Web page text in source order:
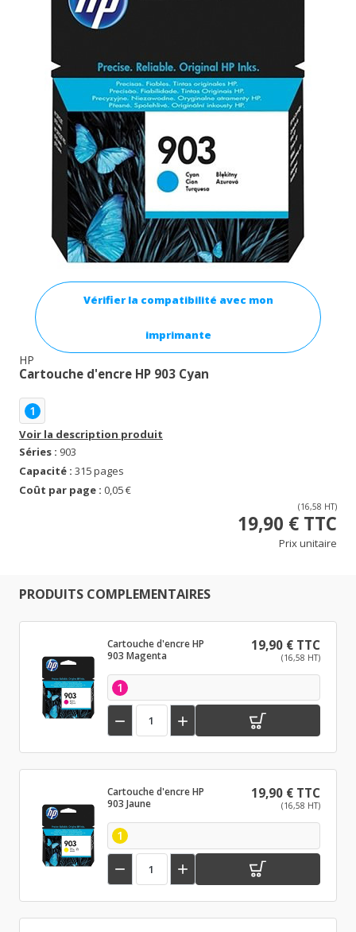
Vérifier la compatibilité avec mon
imprimante
HP
Cartouche d'encre HP 903 Cyan
1
Voir la description produit
Séries : 903
Capacité : 315 pages
Coût par page : 0,05 €
(16,58 HT)
19,90 € TTC
Prix unitaire
PRODUITS COMPLEMENTAIRES
Cartouche d'encre HP
903 Magenta
19,90 € TTC
(16,58 HT)
1
 
Cartouche d'encre HP
903 Jaune
19,90 € TTC
(16,58 HT)
1
 